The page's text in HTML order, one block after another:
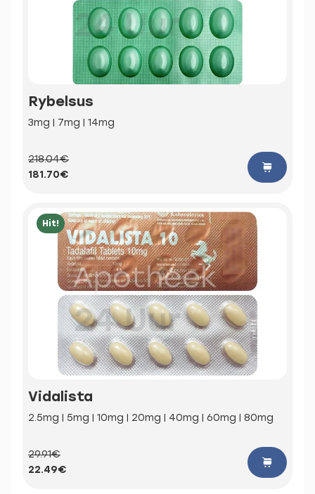
Rybelsus
3mg | 7mg | 14mg
218.04€
181.70€
Hit!
Vidalista
2.5mg | 5mg | 10mg | 20mg | 40mg | 60mg | 80mg
29.91€
22.49€